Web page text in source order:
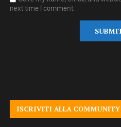
next time I comment.
ISCRIVITI ALLA COMMUNITY